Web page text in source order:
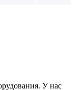
У нас